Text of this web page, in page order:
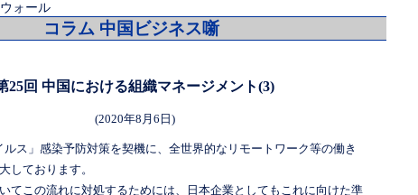
ォール
コラム 中国ビジネス噺
25回 中国における組織マネージメント(3)
(2020年8月6日)
ルス」感染予防対策を契機に、全世界的なリモートワーク等の働き
しております。
てこの流れに対処するためには、日本企業としてもこれに向けた準